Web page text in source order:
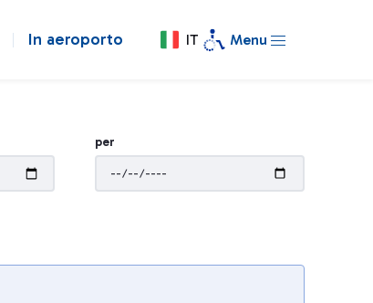
In aeroporto IT Menu
per